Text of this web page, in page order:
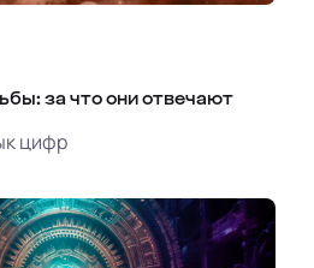
за что они отвечают
цифр